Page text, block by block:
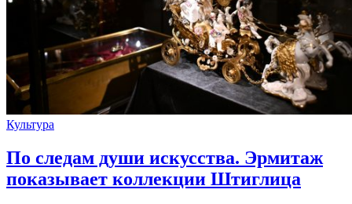
Культура
По следам души искусства. Эрмитаж
показывает коллекции Штиглица